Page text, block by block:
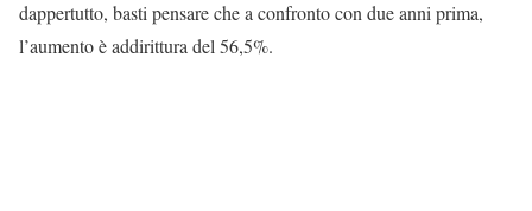
dappertutto, basti pensare che a confronto con due anni prima,
l’aumento è addirittura del 56,5%.